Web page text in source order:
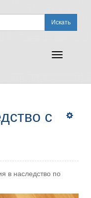
Искать
Toggle
с
в наследство по